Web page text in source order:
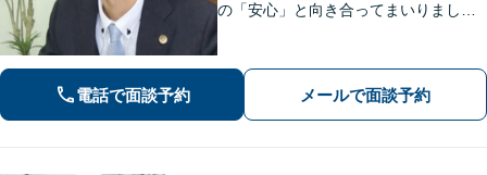
の「安心」と向き合ってまいりまし
ていただける結果を目指し、迅速かつ
粘り強く対応することをお約束しま
電話で面談予約 メールで面談予約